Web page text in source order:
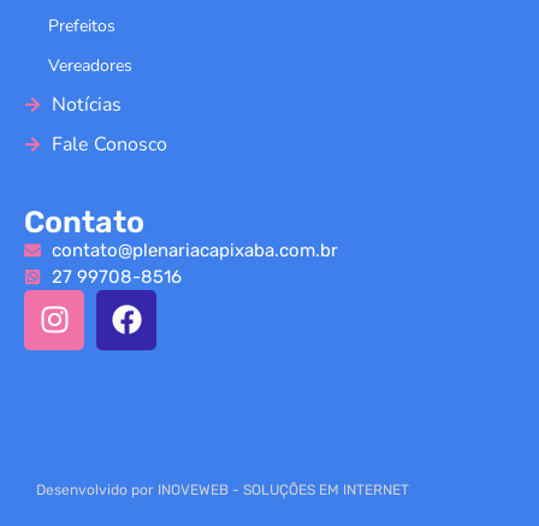
Prefeitos
Vereadores
Notícias
Fale Conosco
Contato
contato@plenariacapixaba.com.br
27 99708-8516
Desenvolvido por INOVEWEB - SOLUÇÕES EM INTERNET